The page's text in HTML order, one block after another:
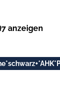
anzeigen